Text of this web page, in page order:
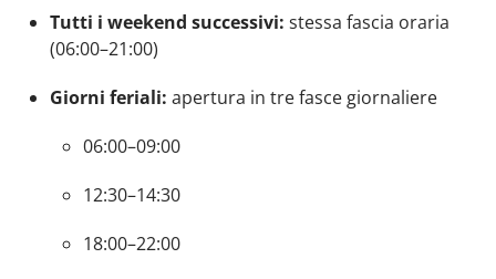
Tutti i weekend successivi: stessa fascia oraria
(06:00–21:00)
Giorni feriali: apertura in tre fasce giornaliere
06:00–09:00
12:30–14:30
18:00–22:00